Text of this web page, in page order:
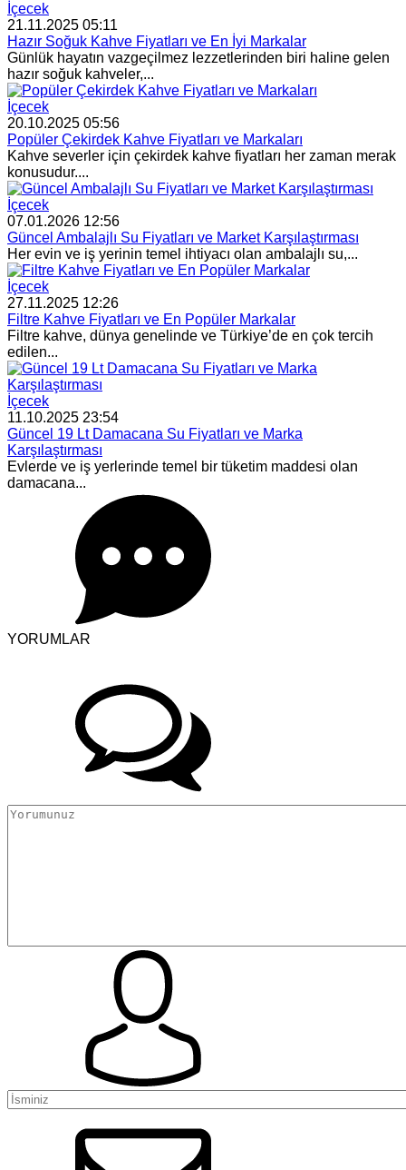
İçecek
21.11.2025 05:11
Hazır Soğuk Kahve Fiyatları ve En İyi Markalar
Günlük hayatın vazgeçilmez lezzetlerinden biri haline gelen
hazır soğuk kahveler,...
İçecek
20.10.2025 05:56
Popüler Çekirdek Kahve Fiyatları ve Markaları
Kahve severler için çekirdek kahve fiyatları her zaman merak
konusudur....
İçecek
07.01.2026 12:56
Güncel Ambalajlı Su Fiyatları ve Market Karşılaştırması
Her evin ve iş yerinin temel ihtiyacı olan ambalajlı su,...
İçecek
27.11.2025 12:26
Filtre Kahve Fiyatları ve En Popüler Markalar
Filtre kahve, dünya genelinde ve Türkiye’de en çok tercih
edilen...
İçecek
11.10.2025 23:54
Güncel 19 Lt Damacana Su Fiyatları ve Marka
Karşılaştırması
Evlerde ve iş yerlerinde temel bir tüketim maddesi olan
damacana...
YORUMLAR